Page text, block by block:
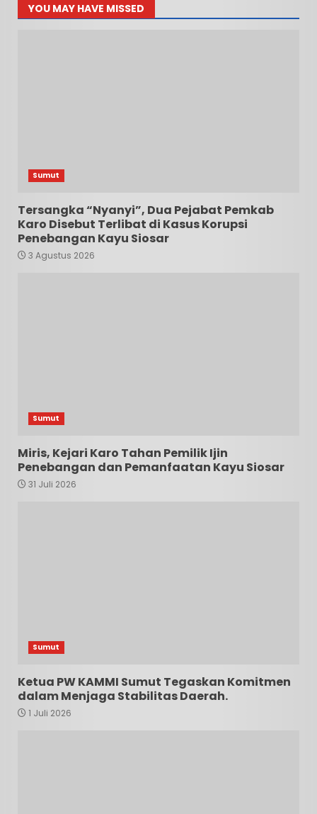
YOU MAY HAVE MISSED
Sumut
Tersangka “Nyanyi”, Dua Pejabat Pemkab
Karo Disebut Terlibat di Kasus Korupsi
Penebangan Kayu Siosar
3 Agustus 2026
Sumut
Miris, Kejari Karo Tahan Pemilik Ijin
Penebangan dan Pemanfaatan Kayu Siosar
31 Juli 2026
Sumut
Ketua PW KAMMI Sumut Tegaskan Komitmen
dalam Menjaga Stabilitas Daerah.
1 Juli 2026